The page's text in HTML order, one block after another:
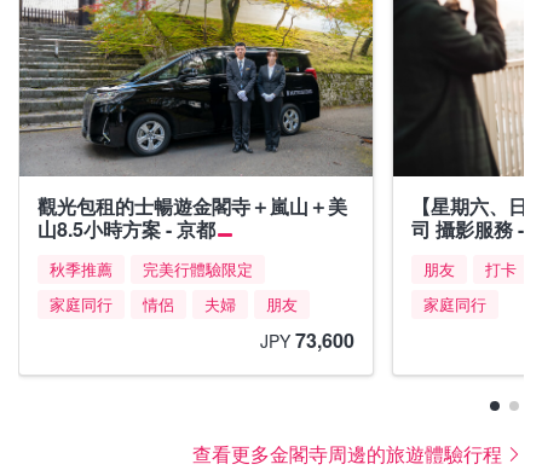
觀光包租的士暢遊金閣寺＋嵐山＋美
山8.5小時方案 - 京都
秋季推薦
完美行體驗限定
家庭同行
情侶 夫婦 朋友
JPY 73,600
【星期六、
司 攝影服務 -
朋友
打卡
家庭同行
查看更多金閣寺周邊的旅遊體驗行程